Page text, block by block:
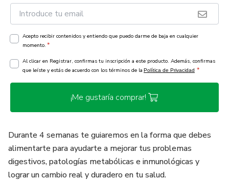
Acepto recibir contenidos y entiendo que puedo darme de baja en cualquier
momento. *
Al clicar en Registrar, confirmas tu inscripción a este producto. Además, confirmas
que leíste y estás de acuerdo con los términos de la Política de Privacidad *
¡Me gustaría comprar!
Durante 4 semanas te guiaremos en la forma que debes
alimentarte para ayudarte a mejorar tus problemas
digestivos, patologías metabólicas e inmunológicas y
lograr un cambio real y duradero en tu salud.